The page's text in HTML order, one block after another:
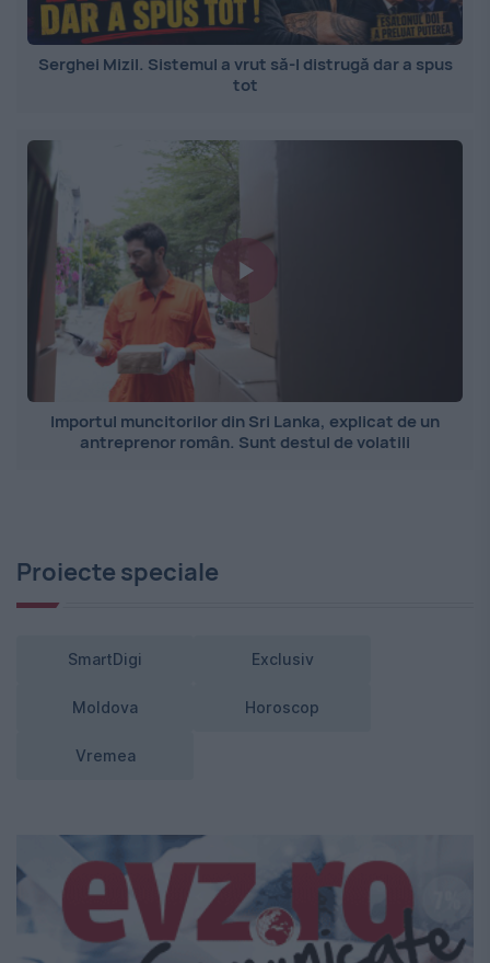
Serghei Mizil. Sistemul a vrut să-l distrugă dar a spus
tot
Importul muncitorilor din Sri Lanka, explicat de un
antreprenor român. Sunt destul de volatili
Proiecte speciale
SmartDigi Exclusiv
Moldova Horoscop
Vremea